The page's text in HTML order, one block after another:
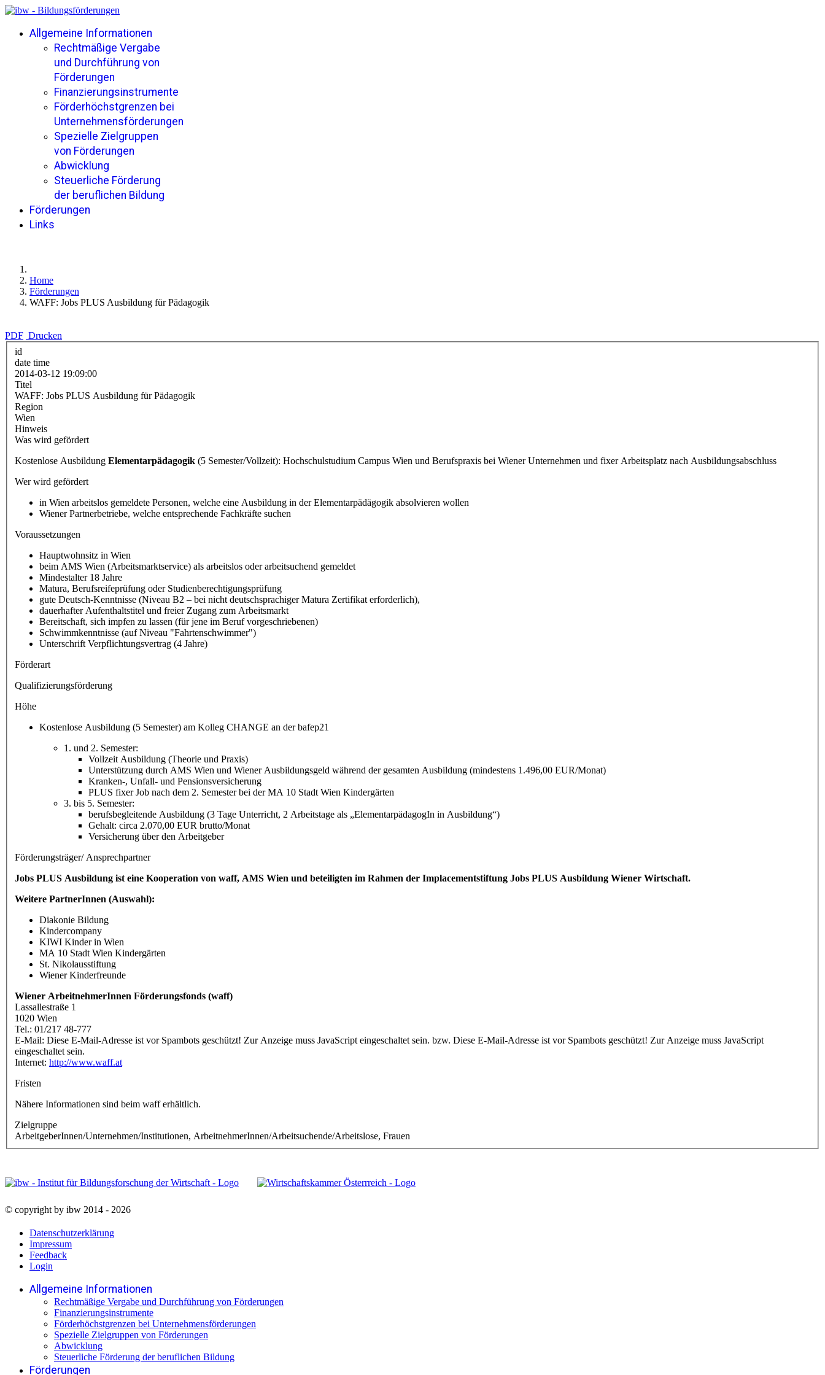
Allgemeine Informationen
Rechtmäßige Vergabe
und Durchführung von
Förderungen
Finanzierungsinstrumente
Förderhöchstgrenzen bei
Unternehmensförderungen
Spezielle Zielgruppen
von Förderungen
Abwicklung
Steuerliche Förderung
der beruflichen Bildung
Förderungen
Links
Home
Förderungen
WAFF: Jobs PLUS Ausbildung für Pädagogik
PDF Drucken
id
date time
2014-03-12 19:09:00
Titel
WAFF: Jobs PLUS Ausbildung für Pädagogik
Region
Wien
Hinweis
Was wird gefördert
Kostenlose Ausbildung Elementarpädagogik (5 Semester/Vollzeit): Hochschulstudium Campus Wien und Berufspraxis bei Wiener Unternehmen und fixer Arbeitsplatz nach Ausbildungsabschluss
Wer wird gefördert
in Wien arbeitslos gemeldete Personen, welche eine Ausbildung in der Elementarpädägogik absolvieren wollen
Wiener Partnerbetriebe, welche entsprechende Fachkräfte suchen
Voraussetzungen
Hauptwohnsitz in Wien
beim AMS Wien (Arbeitsmarktservice) als arbeitslos oder arbeitsuchend gemeldet
Mindestalter 18 Jahre
Matura, Berufsreifeprüfung oder Studienberechtigungsprüfung
gute Deutsch-Kenntnisse (Niveau B2 – bei nicht deutschsprachiger Matura Zertifikat erforderlich),
dauerhafter Aufenthaltstitel und freier Zugang zum Arbeitsmarkt
Bereitschaft, sich impfen zu lassen (für jene im Beruf vorgeschriebenen)
Schwimmkenntnisse (auf Niveau "Fahrtenschwimmer")
Unterschrift Verpflichtungsvertrag (4 Jahre)
Förderart
Qualifizierungsförderung
Höhe
Kostenlose Ausbildung (5 Semester) am Kolleg CHANGE an der bafep21
1. und 2. Semester:
Vollzeit Ausbildung (Theorie und Praxis)
Unterstützung durch AMS Wien und Wiener Ausbildungsgeld während der gesamten Ausbildung (mindestens 1.496,00 EUR/Monat)
Kranken-, Unfall- und Pensionsversicherung
PLUS fixer Job nach dem 2. Semester bei der MA 10 Stadt Wien Kindergärten
3. bis 5. Semester:
berufsbegleitende Ausbildung (3 Tage Unterricht, 2 Arbeitstage als „ElementarpädagogIn in Ausbildung“)
Gehalt: circa 2.070,00 EUR brutto/Monat
Versicherung über den Arbeitgeber
Förderungsträger/ Ansprechpartner
Jobs PLUS Ausbildung ist eine Kooperation von waff, AMS Wien und beteiligten im Rahmen der Implacementstiftung Jobs PLUS Ausbildung Wiener Wirtschaft.
Weitere PartnerInnen (Auswahl):
Diakonie Bildung
Kindercompany
KIWI Kinder in Wien
MA 10 Stadt Wien Kindergärten
St. Nikolausstiftung
Wiener Kinderfreunde
Wiener ArbeitnehmerInnen Förderungsfonds (waff)
Lassallestraße 1
1020 Wien
Tel.: 01/217 48-777
E-Mail: Diese E-Mail-Adresse ist vor Spambots geschützt! Zur Anzeige muss JavaScript eingeschaltet sein. bzw. Diese E-Mail-Adresse ist vor Spambots geschützt! Zur Anzeige muss JavaScript
eingeschaltet sein.
Internet: http://www.waff.at
Fristen
Nähere Informationen sind beim waff erhältlich.
Zielgruppe
ArbeitgeberInnen/Unternehmen/Institutionen, ArbeitnehmerInnen/Arbeitsuchende/Arbeitslose, Frauen
© copyright by ibw 2014 - 2026
Datenschutzerklärung
Impressum
Feedback
Login
Allgemeine Informationen
Rechtmäßige Vergabe und Durchführung von Förderungen
Finanzierungsinstrumente
Förderhöchstgrenzen bei Unternehmensförderungen
Spezielle Zielgruppen von Förderungen
Abwicklung
Steuerliche Förderung der beruflichen Bildung
Förderungen